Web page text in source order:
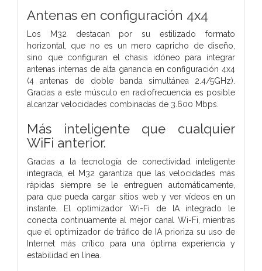
Antenas en configuración 4x4
Los M32 destacan por su estilizado formato
horizontal, que no es un mero capricho de diseño,
sino que configuran el chasis idóneo para integrar
antenas internas de alta ganancia en configuración 4x4
(4 antenas de doble banda simultánea 2.4/5GHz).
Gracias a este músculo en radiofrecuencia es posible
alcanzar velocidades combinadas de 3.600 Mbps.
Más inteligente que cualquier
WiFi anterior.
Gracias a la tecnología de conectividad inteligente
integrada, el M32 garantiza que las velocidades más
rápidas siempre se le entreguen automáticamente,
para que pueda cargar sitios web y ver vídeos en un
instante. El optimizador Wi-Fi de IA integrado le
conecta continuamente al mejor canal Wi-Fi, mientras
que el optimizador de tráfico de IA prioriza su uso de
Internet más crítico para una óptima experiencia y
estabilidad en línea.